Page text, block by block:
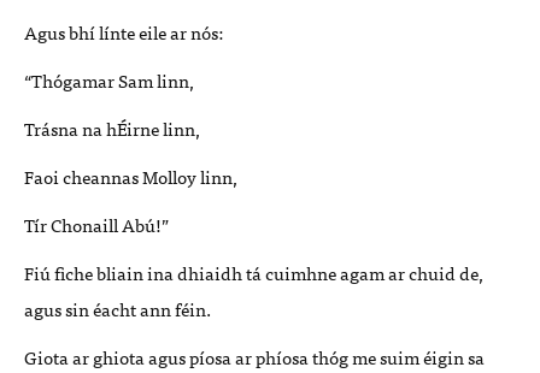
Agus bhí línte eile ar nós:
“Thógamar Sam linn,
Trásna na hÉirne linn,
Faoi cheannas Molloy linn,
Tír Chonaill Abú!”
Fiú fiche bliain ina dhiaidh tá cuimhne agam ar chuid de,
agus sin éacht ann féin.
Giota ar ghiota agus píosa ar phíosa thóg me suim éigin sa